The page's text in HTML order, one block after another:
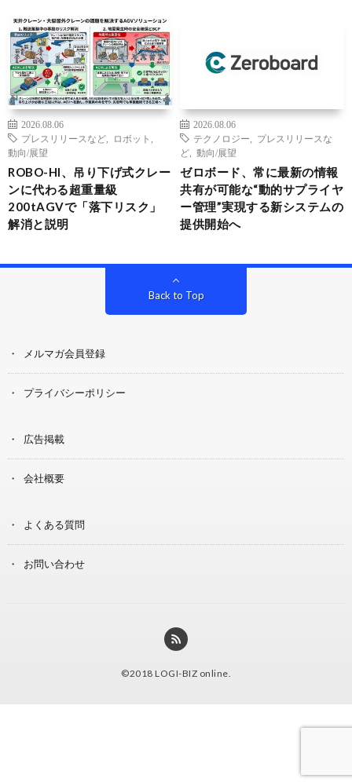
2026.08.06
プレスリリースなど
ロボット
動向/展望
ROBO-HI、吊り下げ式クレー
ンに代わる超重量級
200tAGVで「落下リスク」
解消と説明
2026.08.06
テクノロジー
プレスリリースな
ど
動向/展望
ゼロボード、常に最新の情報
共有が可能な“動的サプライヤ
ー管理”実現する新システムの
提供開始へ
Back to Top
メルマガ会員登録
プライバシーポリシー
広告掲載
会社概要
よくある質問
お問い合わせ
©2018 LOGI-BIZ online